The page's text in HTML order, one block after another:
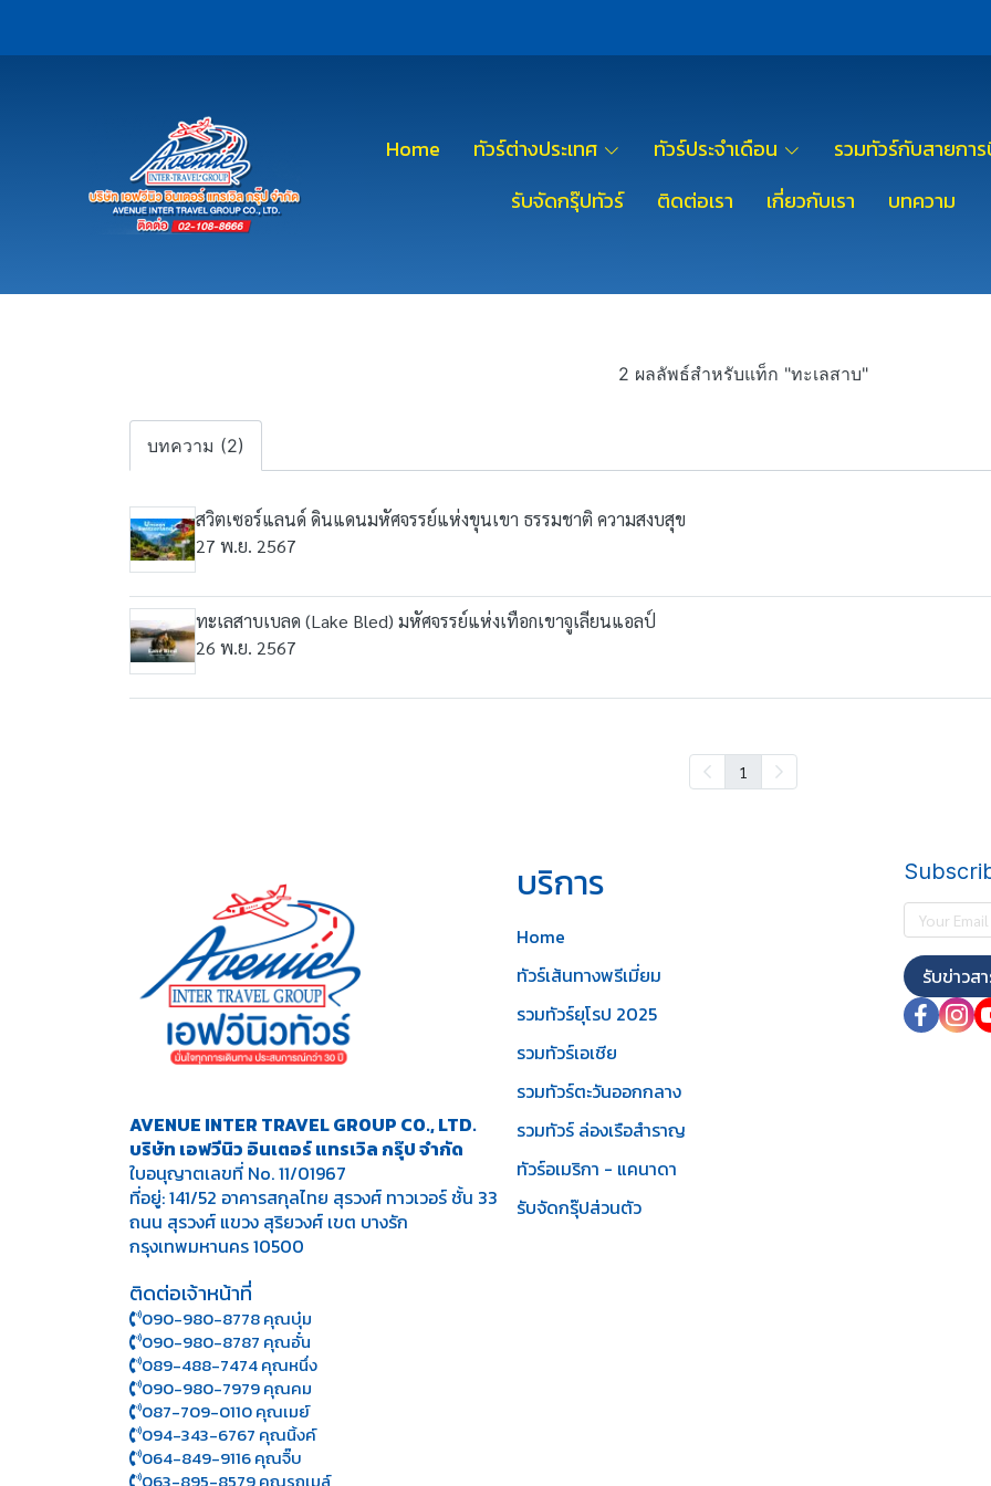
Home ทัวร์ต่างประเทศ ทัวร์ประจำเดือน
รวมทัวร์กับสายกา
รับจัดกรุ๊ปทัวร์
ติดต่อเรา เกี่ยวกับเรา บทความ
2 ผลลัพธ์สำหรับแท็ก "ทะเลสาบ"
บทความ (2)
สวิตเซอร์แลนด์ ดินแดนมหัศจรรย์แห่งขุนเขา ธรรมชาติ ความสงบสุข
27 พ.ย. 2567
ทะเลสาบเบลด (Lake Bled) มหัศจรรย์แห่งเทือกเขาจูเลียนแอลป์
26 พ.ย. 2567
1
AVENUE INTER TRAVEL GROUP CO., LTD.
บริษัท เอฟวีนิว อินเตอร์ แทรเวิล กรุ๊ป จำกัด
ใบอนุญาตเลขที่ No. 11/01967
ที่อยู่: 141/52 อาคารสกุลไทย สุรวงศ์ ทาวเวอร์ ชั้น 33
ถนน สุรวงศ์ แขวง สุริยวงศ์ เขต บางรัก
กรุงเทพมหานคร 10500
ติดต่อเจ้าหน้าที่
090-980-8778 คุณบุ๋ม
090-980-8787 คุณอั๋น
089-488-7474 คุณหนึ่ง
090-980-7979 คุณคม
087-709-0110 คุณเมย์
094-343-6767 คุณนิ้งค์
064-849-9116 คุณจิ๊บ
บริการ
Home
ทัวร์เส้นทางพรีเมี่ยม
รวมทัวร์ยุโรป 2025
รวมทัวร์เอเชีย
รวมทัวร์ตะวันออกกลาง
รวมทัวร์ ล่องเรือสำราญ
ทัวร์อเมริกา - แคนาดา
รับจัดกรุ๊ปส่วนตัว
รับข่าวส